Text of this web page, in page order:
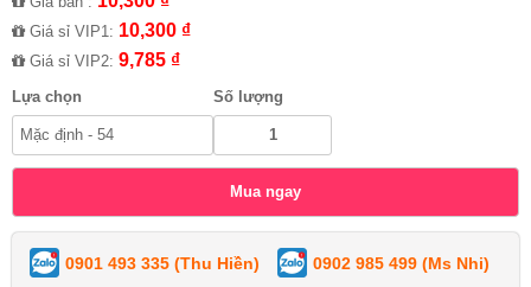
Giá sỉ VIP1: 10,300 ₫
Giá sỉ VIP2: 9,785 ₫
Lựa chọn Số lượng
0901 493 335 (Thu Hiền) 0902 985 499 (Ms Nhi)